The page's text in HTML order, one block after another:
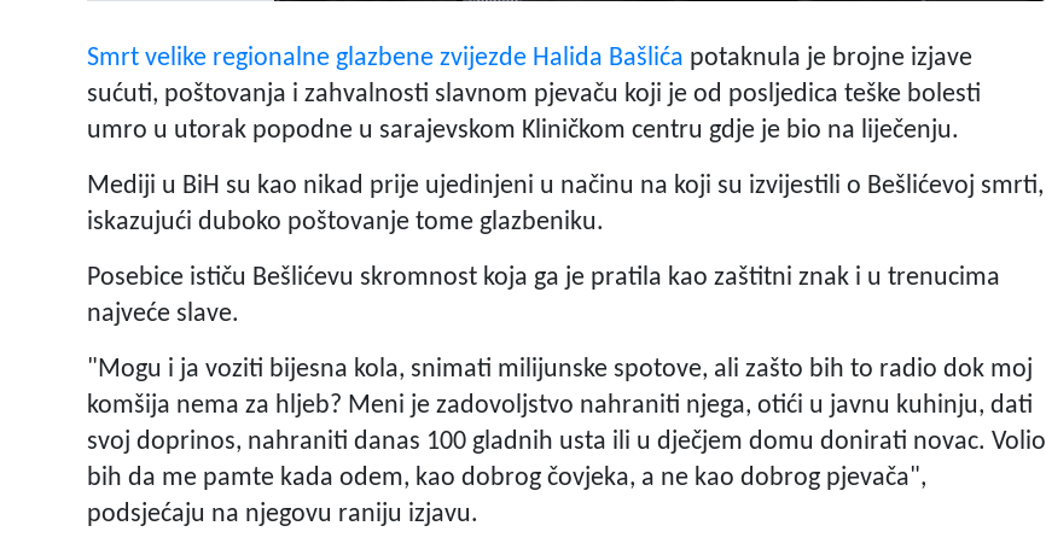
Smrt velike regionalne glazbene zvijezde Halida Bašlića potaknula je brojne izjave
sućuti, poštovanja i zahvalnosti slavnom pjevaču koji je od posljedica teške bolesti
umro u utorak popodne u sarajevskom Kliničkom centru gdje je bio na liječenju.
Mediji u BiH su kao nikad prije ujedinjeni u načinu na koji su izvijestili o Bešlićevoj smrti,
iskazujući duboko poštovanje tome glazbeniku.
Posebice ističu Bešlićevu skromnost koja ga je pratila kao zaštitni znak i u trenucima
najveće slave.
"Mogu i ja voziti bijesna kola, snimati milijunske spotove, ali zašto bih to radio dok moj
komšija nema za hljeb? Meni je zadovoljstvo nahraniti njega, otići u javnu kuhinju, dati
svoj doprinos, nahraniti danas 100 gladnih usta ili u dječjem domu donirati novac. Volio
bih da me pamte kada odem, kao dobrog čovjeka, a ne kao dobrog pjevača",
podsjećaju na njegovu raniju izjavu.